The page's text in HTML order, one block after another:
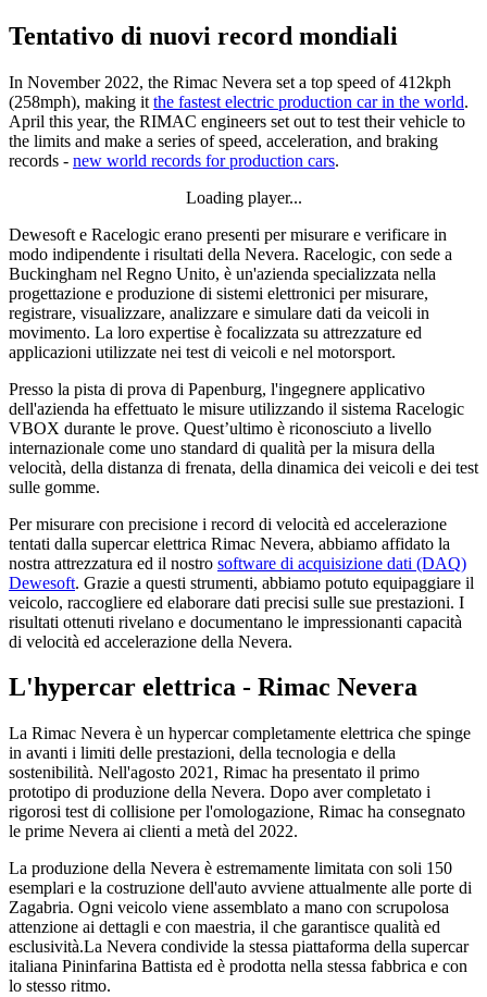
Tentativo di nuovi record mondiali
In November 2022, the Rimac Nevera set a top speed of 412kph
(258mph), making it the fastest electric production car in the world.
April this year, the RIMAC engineers set out to test their vehicle to
the limits and make a series of speed, acceleration, and braking
records - new world records for production cars.
Loading player...
Dewesoft e Racelogic erano presenti per misurare e verificare in
modo indipendente i risultati della Nevera. Racelogic, con sede a
Buckingham nel Regno Unito, è un'azienda specializzata nella
progettazione e produzione di sistemi elettronici per misurare,
registrare, visualizzare, analizzare e simulare dati da veicoli in
movimento. La loro expertise è focalizzata su attrezzature ed
applicazioni utilizzate nei test di veicoli e nel motorsport.
Presso la pista di prova di Papenburg, l'ingegnere applicativo
dell'azienda ha effettuato le misure utilizzando il sistema Racelogic
VBOX durante le prove. Quest’ultimo è riconosciuto a livello
internazionale come uno standard di qualità per la misura della
velocità, della distanza di frenata, della dinamica dei veicoli e dei test
sulle gomme.
Per misurare con precisione i record di velocità ed accelerazione
tentati dalla supercar elettrica Rimac Nevera, abbiamo affidato la
nostra attrezzatura ed il nostro software di acquisizione dati (DAQ)
Dewesoft. Grazie a questi strumenti, abbiamo potuto equipaggiare il
veicolo, raccogliere ed elaborare dati precisi sulle sue prestazioni. I
risultati ottenuti rivelano e documentano le impressionanti capacità
di velocità ed accelerazione della Nevera.
L'hypercar elettrica - Rimac Nevera
La Rimac Nevera è un hypercar completamente elettrica che spinge
in avanti i limiti delle prestazioni, della tecnologia e della
sostenibilità. Nell'agosto 2021, Rimac ha presentato il primo
prototipo di produzione della Nevera. Dopo aver completato i
rigorosi test di collisione per l'omologazione, Rimac ha consegnato
le prime Nevera ai clienti a metà del 2022.
La produzione della Nevera è estremamente limitata con soli 150
esemplari e la costruzione dell'auto avviene attualmente alle porte di
Zagabria. Ogni veicolo viene assemblato a mano con scrupolosa
attenzione ai dettagli e con maestria, il che garantisce qualità ed
esclusività.La Nevera condivide la stessa piattaforma della supercar
italiana Pininfarina Battista ed è prodotta nella stessa fabbrica e con
lo stesso ritmo.